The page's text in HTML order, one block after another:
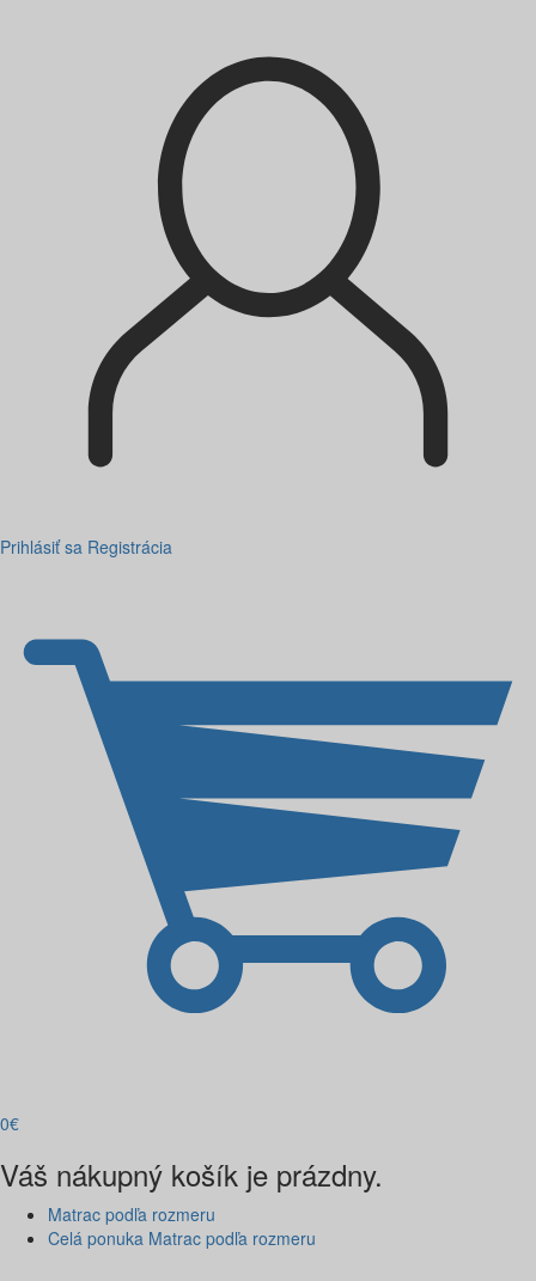
Prihlásiť sa Registrácia
0€
Váš nákupný košík je prázdny.
Matrac podľa rozmeru
Celá ponuka Matrac podľa rozmeru